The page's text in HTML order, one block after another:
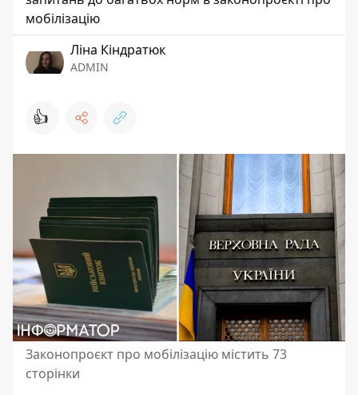
мобілізацію
Ліна Кіндратюк
ADMIN
👍
Законопроєкт про мобілізацію містить 73
сторінки